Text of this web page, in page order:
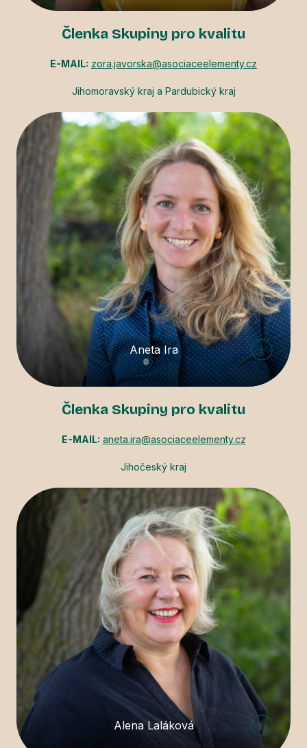
Členka Skupiny pro kvalitu
E-MAIL: zora.javorska@asociaceelementy.cz
Jihomoravský kraj a Pardubický kraj
Aneta Ira
Členka Skupiny pro kvalitu
E-MAIL: aneta.ira@asociaceelementy.cz
Jihočeský kraj
Alena Laláková